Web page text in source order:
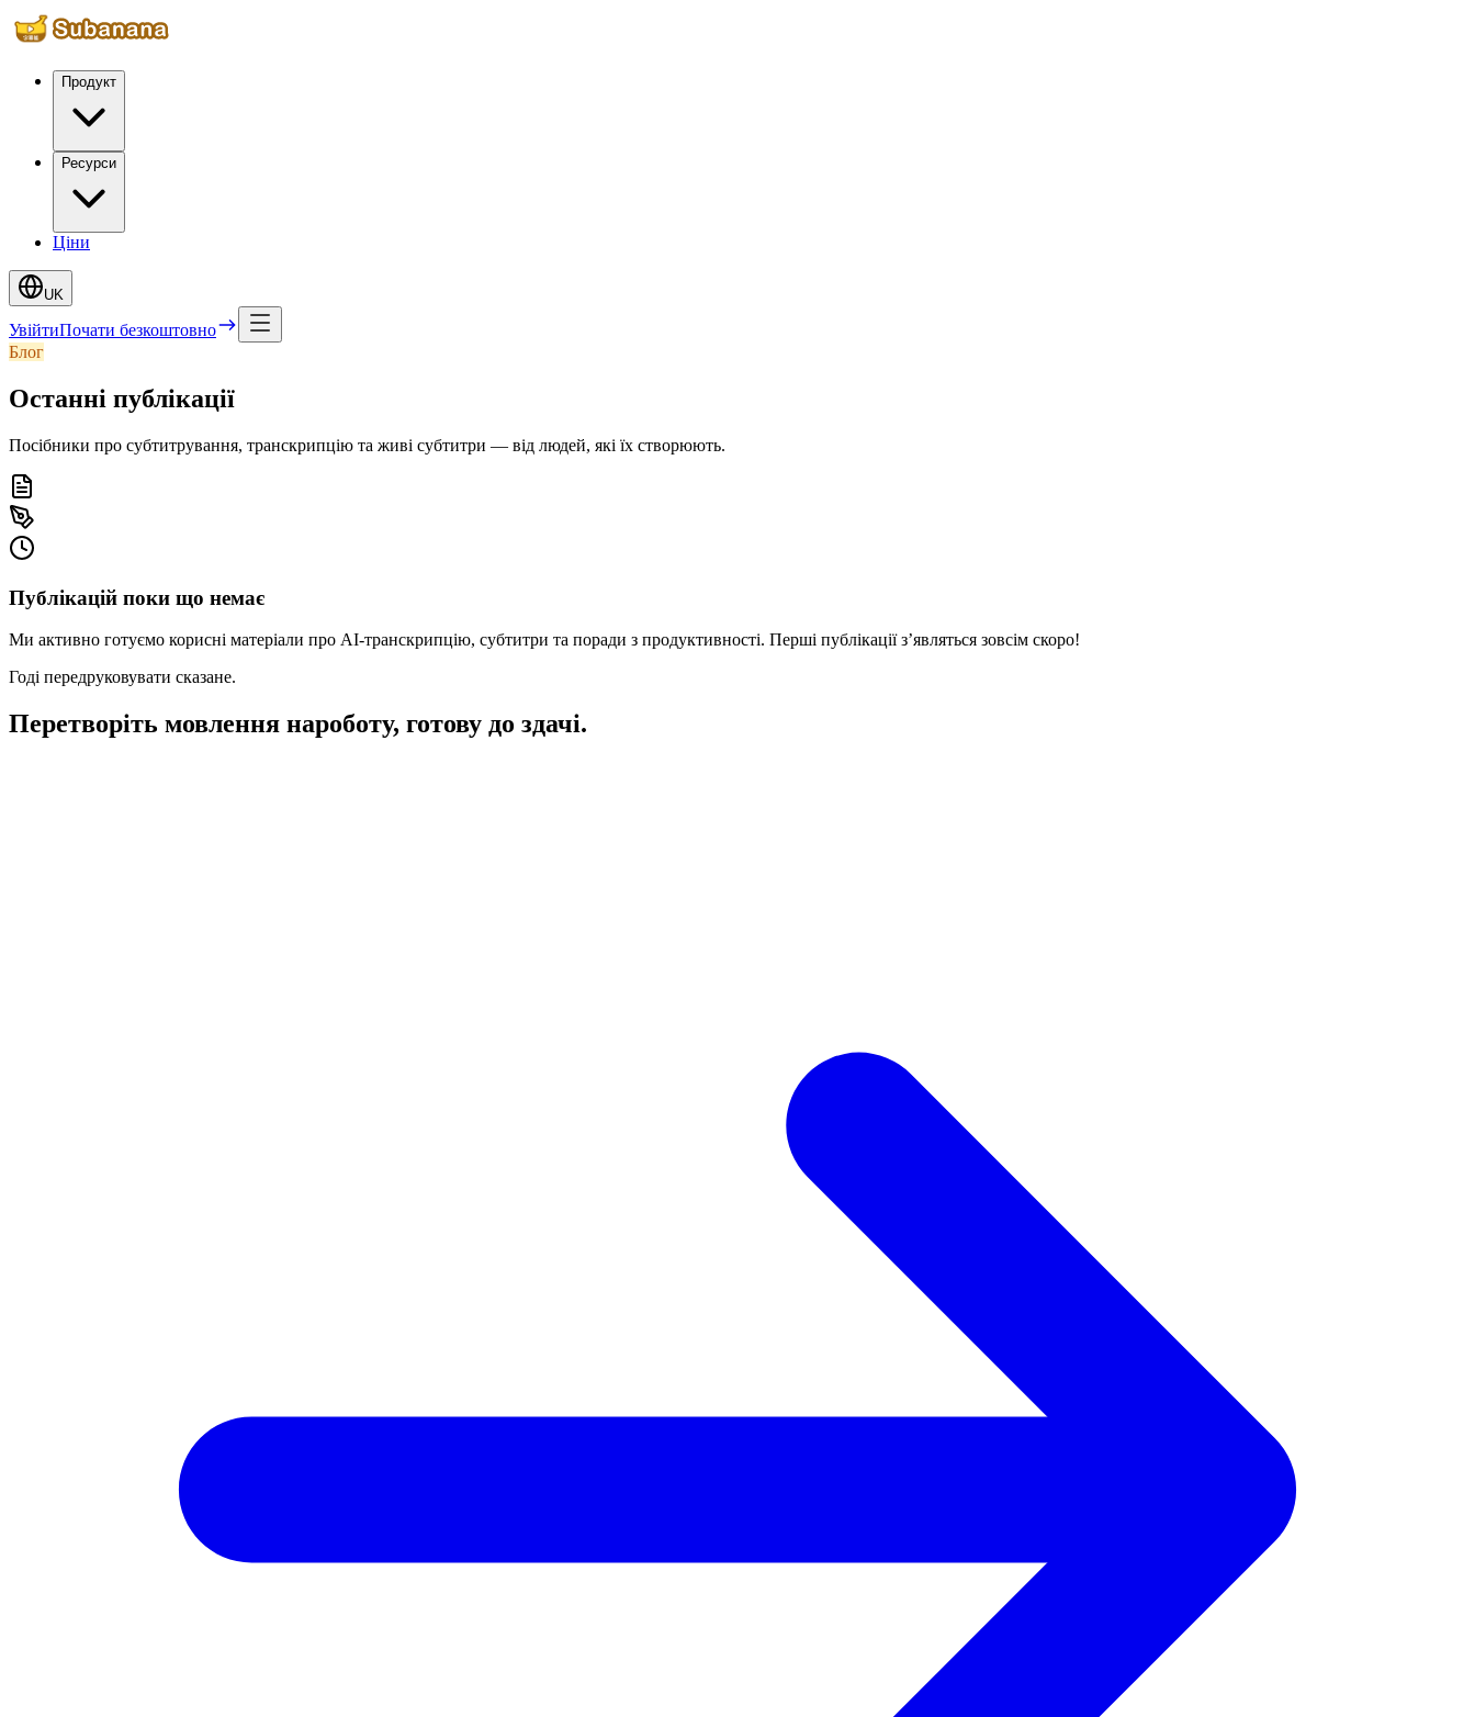
Продукт
Ресурси
Ціни
UK
УвійтиПочати безкоштовно
Блог
Останні публікації
Посібники про субтитрування, транскрипцію та живі субтитри — від людей, які їх створюють.
Публікацій поки що немає
Ми активно готуємо корисні матеріали про AI‑транскрипцію, субтитри та поради з продуктивності. Перші публікації з’являться зовсім скоро!
Годі передруковувати сказане.
Перетворіть мовлення нароботу, готову до здачі.